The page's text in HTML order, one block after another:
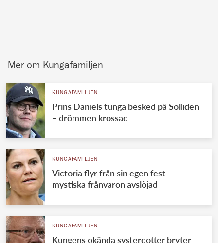
Mer om Kungafamiljen
KUNGAFAMILJEN
Prins Daniels tunga besked på Solliden
– drömmen krossad
KUNGAFAMILJEN
Victoria flyr från sin egen fest –
mystiska frånvaron avslöjad
KUNGAFAMILJEN
Kungens okända systerdotter bryter